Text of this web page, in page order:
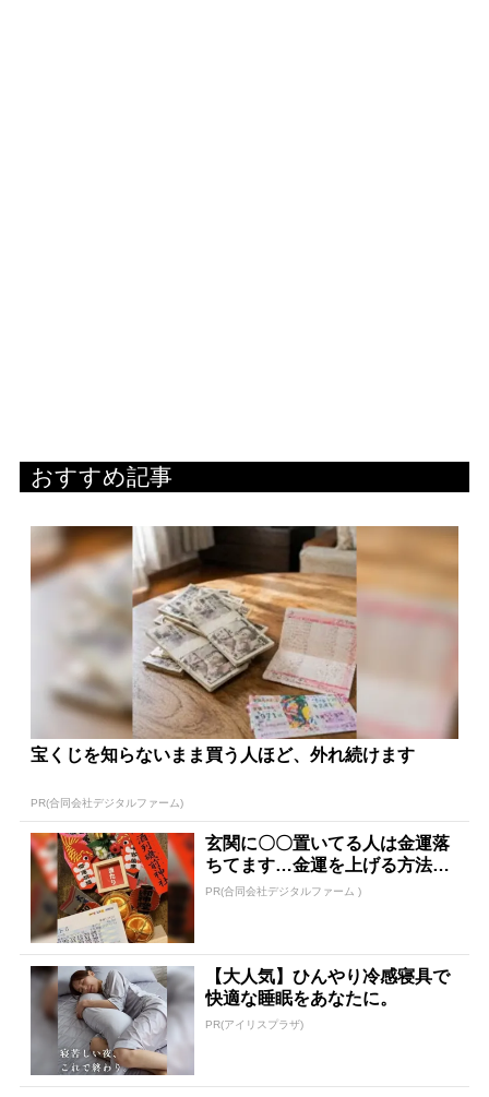
おすすめ記事
宝くじを知らないまま買う人ほど、外れ続けます
PR(合同会社デジタルファーム)
玄関に〇〇置いてる人は金運落
ちてます…金運を上げる方法と
は
PR(合同会社デジタルファーム )
【大人気】ひんやり冷感寝具で
快適な睡眠をあなたに。
PR(アイリスプラザ)